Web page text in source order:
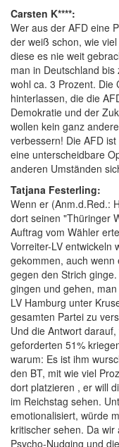
Carsten K****:
Wer aus der AFD eine
der weiß schon, wie
diese es nie weit
man in Deutschland
wohl ca. 3 Prozent. Die
hinterlassen, die die
Demokratie und der
wollen kein ganz
verbessern! Die AFD
eine unterscheidbare
anderen Umständen
Tatjana Festerling:
Wenn er (Anm.d.Red.:
dort seinen "Thüringer
Auftrag vom Wähler
Vorreiter-LV entwickeln
gekommen, auch
gegen den Strich
gingen und gehen,
LV Hamburg unter
gesamten Partei zu
Und die Antwort
geforderten 51%
warum: Es ist ihm
den BT, mit wie viel
dort platzieren , er will
im Reichstag sehen.
emotionalisiert, würde
kritischer sehen. Da
Psycho-Nudging und